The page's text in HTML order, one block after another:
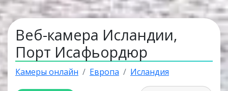
Веб-камера Исландии,
Порт Исафьордюр
Камеры онлайн Европа Исландия